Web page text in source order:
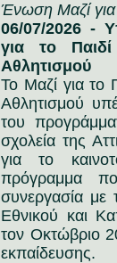
Ένωση Μαζί για
06/07/2026 -
για το
Αθλητισμού
Το Μαζί για το
Αθλητισμού
του
σχολεία της
για το
πρόγραμμα
συνεργασία με
Εθνικού και
τον Οκτώβριο
εκπαίδευσης.